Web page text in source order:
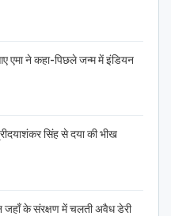
एमा ने कहा-पिछले जन्म में इंडियन
सिंह से दया की भीख
जहाँ के संरक्षण में चलती अवैध डेरी